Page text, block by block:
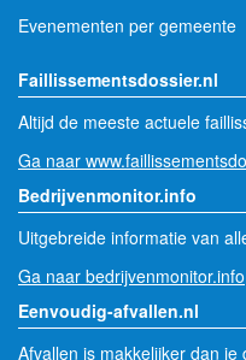
Evenementen per gemeente
Faillissementsdossier.nl
Altijd de meeste actuele
Ga naar
Bedrijvenmonitor.info
Uitgebreide informatie van
Ga naar bedrijvenmonitor.info
Eenvoudig-afvallen.nl
Afvallen is makkelijker dan je